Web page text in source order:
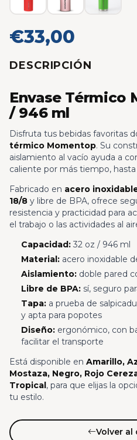
€33,00
DESCRIPCIÓN
Envase Térmico
/ 946 ml
Disfruta tus bebidas favoritas
térmico Momentop. Su
aislamiento al vacío ayuda a
caliente por más tiempo,
Fabricado en acero
18/8 y libre de BPA, ofrece
resistencia y practicidad para
el trabajo o las actividades al
Capacidad:32 oz / 946 ml
Material:acero inoxidable
Aislamiento:doble pared
Libre de BPA:sí, seguro
Tapa:a prueba de
y apta para popotes
Diseño:ergonómico, con
facilitar el transporte
Está disponible en Amarillo,
Mostaza, Negro, Rojo
Tropical, para que elijas la
tu estilo.
Volver al